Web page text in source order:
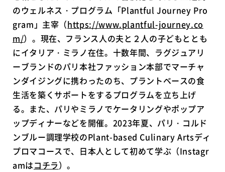
のウェルネス・プログラム「Plantful Journey Pro
gram」主宰（https://www.plantful-journey.co
m/）。現在、フランス人の夫と２人の子どもととも
にイタリア・ミラノ在住。十数年間、ラグジュアリ
ーブランドのパリ本社ファッション本部でマーチャ
ンダイジングに携わったのち、プラントベースの食
生活を築くサポートをするプログラムを立ち上げ
る。また、パリやミラノでケータリングやポップア
ップディナーなどを開催。2023年夏、パリ・コルド
ンブルー調理学校のPlant-based Culinary Artsディ
プロマコースで、日本人として初めて学ぶ（Instagr
amはコチラ）。